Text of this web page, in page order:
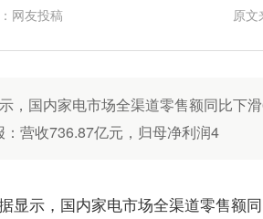
网友投稿 原文
，国内家电市场全渠道零售额同比下
营收736.87亿元，归母净利润4
显示，国内家电市场全渠道零售额